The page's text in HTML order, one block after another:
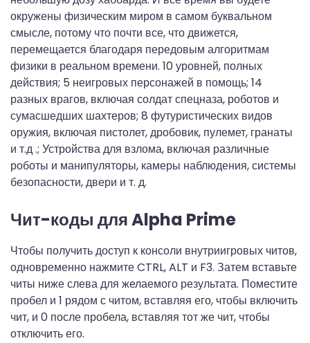
окружены физическим миром в самом буквальном
смысле, потому что почти все, что движется,
перемещается благодаря передовым алгоритмам
физики в реальном времени. 10 уровней, полных
действия; 5 неигровых персонажей в помощь; 14
разных врагов, включая солдат спецназа, роботов и
сумасшедших шахтеров; 8 футуристических видов
оружия, включая пистолет, дробовик, пулемет, гранаты
и т.д .; Устройства для взлома, включая различные
роботы и манипуляторы, камеры наблюдения, системы
безопасности, двери и т. д.
Чит-коды для Alpha Prime
Чтобы получить доступ к консоли внутриигровых читов,
одновременно нажмите CTRL, ALT и F3. Затем вставьте
читы ниже слева для желаемого результата. Поместите
пробел и 1 рядом с читом, вставляя его, чтобы включить
чит, и 0 после пробела, вставляя тот же чит, чтобы
отключить его.